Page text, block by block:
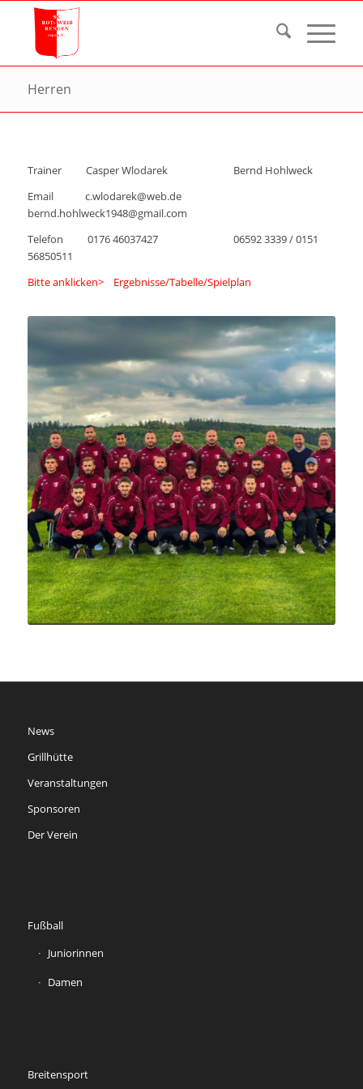
Herren
Trainer Casper Wlodarek Bernd Hohlweck
Email c.wlodarek@web.de
bernd.hohlweck1948@gmail.com
Telefon 0176 46037427 06592 3339 / 0151
56850511
Bitte anklicken> Ergebnisse/Tabelle/Spielplan
News
Grillhütte
Veranstaltungen
Sponsoren
Der Verein
Fußball
Juniorinnen
Damen
Breitensport